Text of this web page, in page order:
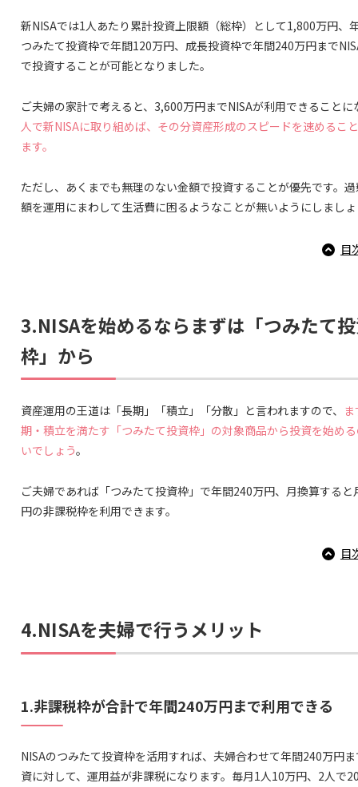
新NISAでは1人あたり累計投資上限額（総枠）として1,800万円、
つみたて投資枠で年間120万円、成長投資枠で年間240万円まで
で投資することが可能となりました。
ご夫婦の家計で考えると、3,600万円までNISAが利用できることに
人で新NISAに取り組めば、その分資産形成のスピードを速めるこ
ます。
ただし、あくまでも無理のない金額で投資することが優先です。
額を運用にまわして生活費に困るようなことが無いようにしまし
目
3.NISAを始めるならまずは「つみたて
枠」から
資産運用の王道は「長期」「積立」「分散」と言われますので、
期・積立を満たす「つみたて投資枠」の対象商品から投資を始め
いでしょう。
ご夫婦であれば「つみたて投資枠」で年間240万円、月換算すると
円の非課税枠を利用できます。
目
4.NISAを夫婦で行うメリット
1.非課税枠が合計で年間240万円まで利用できる
NISAのつみたて投資枠を活用すれば、夫婦合わせて年間240万円
資に対して、運用益が非課税になります。毎月1人10万円、2人で